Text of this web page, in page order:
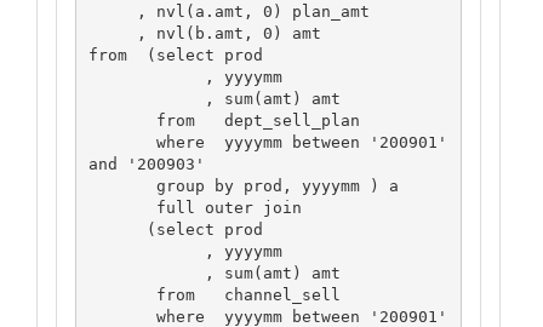
from  (select prod
and '200903'